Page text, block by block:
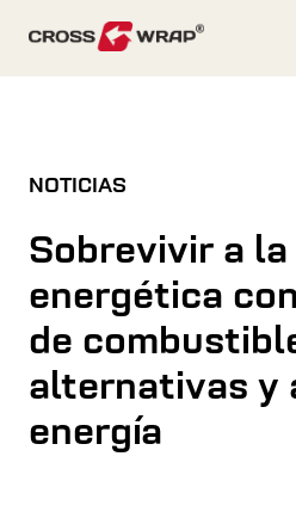
NOTICIAS
Sobrevivir a
energética
de
alternativas y
energía